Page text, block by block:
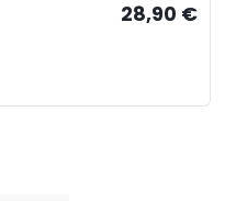
28,90 €